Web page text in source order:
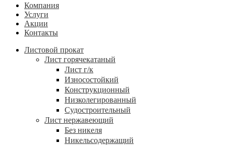
Компания
Услуги
Акции
Контакты
Листовой прокат
Лист горячекатаный
Лист г/к
Износостойкий
Конструкционный
Низколегированный
Судостроительный
Лист нержавеющий
Без никеля
Никельсодержащий